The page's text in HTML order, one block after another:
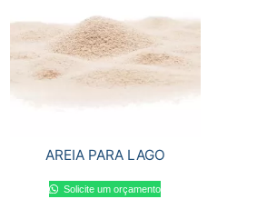
AREIA PARA LAGO
Solicite um orçamento